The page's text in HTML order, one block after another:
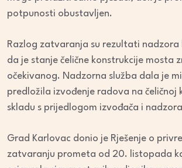
potpunosti obustavljen.
Razlog zatvaranja su rezultati nadzora
da je stanje čelične konstrukcije mosta
očekivanog. Nadzorna služba dala je
predložila izvođenje radova na čeličnoj
skladu s prijedlogom izvođača i
Grad Karlovac donio je Rješenje o
zatvaranju prometa od 20. listopada